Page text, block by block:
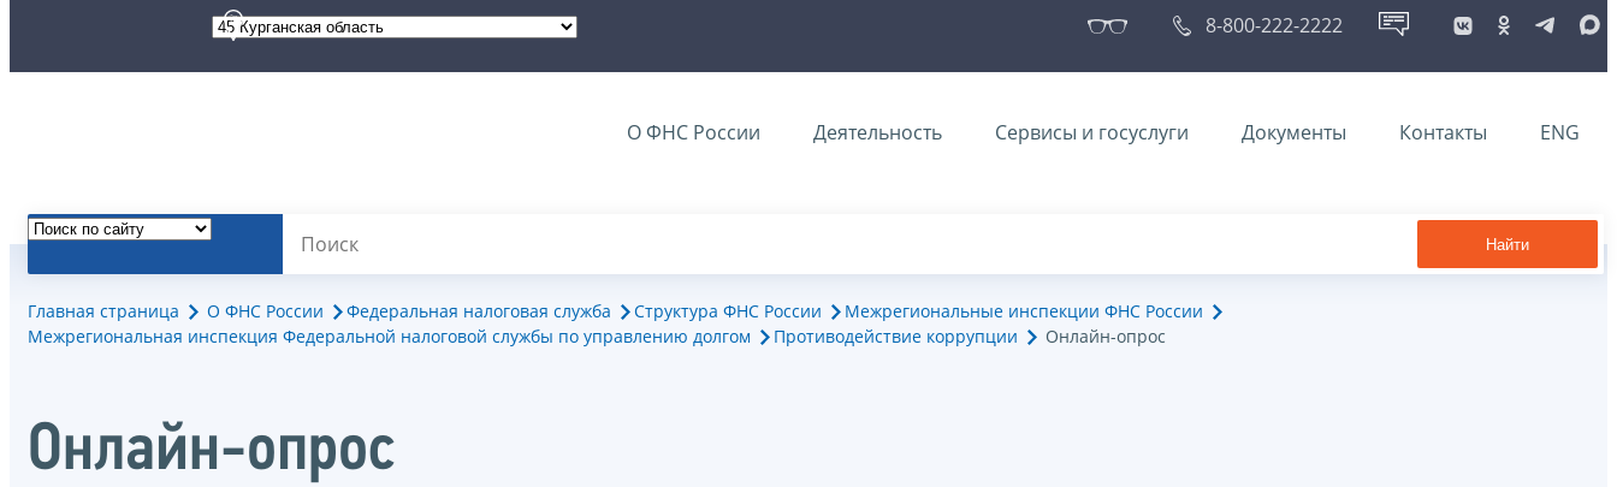
8-800-222-2222
О ФНС России Деятельность Сервисы и госуслуги Документы Контакты ENG
Найти
Главная страница О ФНС России Федеральная налоговая служба Структура ФНС России
Межрегиональные инспекции ФНС России
Межрегиональная инспекция Федеральной налоговой службы по управлению долгом
Противодействие коррупции Онлайн-опрос
Онлайн-опрос